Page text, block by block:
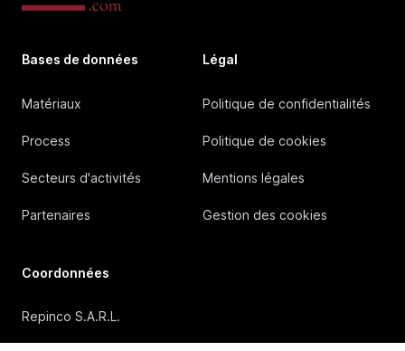
Bases de données
Matériaux
Process
Secteurs d'activités
Partenaires
Légal
Politique de confidentialités
Politique de cookies
Mentions légales
Gestion des cookies
Coordonnées
Repinco S.A.R.L.